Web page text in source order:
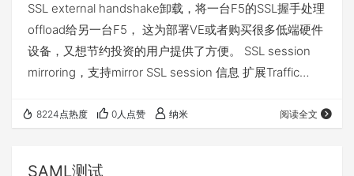
个…
SSL external handshake卸载，将一台F5的SSL握手处理
offload给另一台F5， 这为部署VE或者购买很多低端硬件
设备，又想节约投资的用户提供了方便。 SSL session
mirroring，支持mirror SSL session 信息 扩展Traffic
response time，为monitor增加基于monitor延迟时间的
8224点热度 0人点赞 纳米 阅读全文
SAML测试